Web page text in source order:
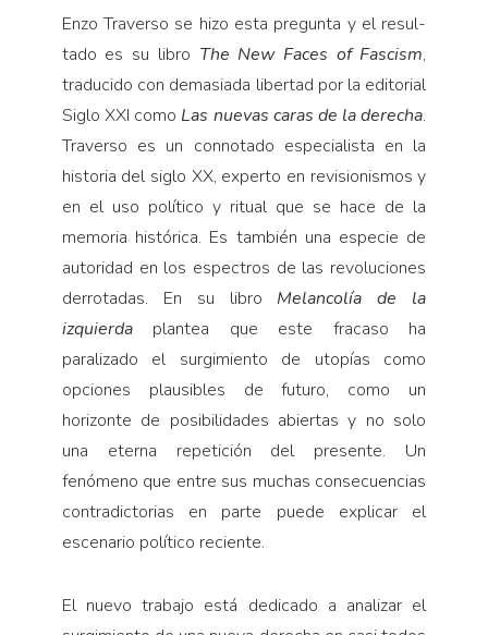
Enzo Traverso se hizo esta pregunta y el resul­
tado es su libro The New Faces of Fascism,
traducido con demasiada libertad por la editorial
Siglo XXI como Las nuevas caras de la derecha.
Traverso es un connotado especialista en la
historia del siglo XX, experto en revisionismos y
en el uso político y ritual que se hace de la
memoria histórica. Es también una especie de
autoridad en los espectros de las revolucio­nes
derrotadas. En su libro Melancolía de la
izquierda plantea que este fracaso ha
paralizado el surgimiento de utopías como
opciones plausibles de futuro, como un
horizonte de posibilidades abiertas y no solo
una eterna repetición del presente. Un
fenómeno que entre sus muchas consecuencias
contradictorias en parte puede explicar el
escenario político reciente.
El nuevo trabajo está dedicado a analizar el